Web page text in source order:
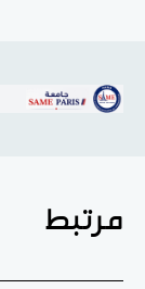
مرتبط